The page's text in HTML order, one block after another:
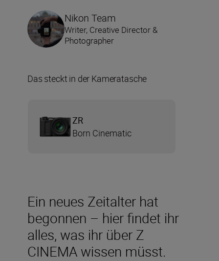
Ein neues Zeitalter hat
begonnen – hier findet ihr
alles, was ihr über Z
CINEMA wissen müsst.
Nikon Team
Writer, Creative Director &
Photographer
Das steckt in der Kameratasche
ZR
Born Cinematic